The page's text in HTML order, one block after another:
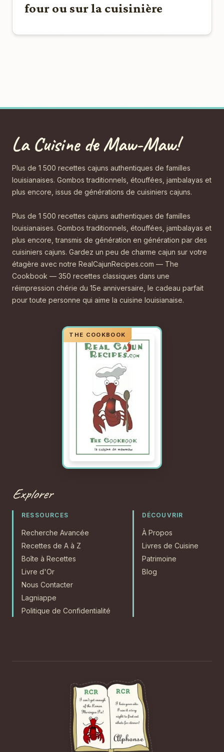
four ou sur la cuisinière
La Cuisine de Maw-Maw!
Plus de 1 500 recettes cajuns authentiques de familles
louisianaises. Gombos traditionnels, étouffées, jambalayas et
plus encore, issus de générations de cuisiniers cajuns.
Plus de 1 500 recettes cajuns authentiques de familles
louisianaises. Gombos traditionnels, étouffées, jambalayas et
plus encore, transmis de génération en génération par des
cuisiniers cajuns. Gardez un peu de charme cajun sur votre
étagère avec notre RealCajunRecipes.com — The
Cookbook — 350 recettes classiques dans une
réimpression chérie du 15e anniversaire, le cadeau parfait
pour toute personne qui aime la cuisine louisianaise.
Explorer
RESSOURCES
Recherche Avancée
Recettes de A à Z
Boîte à Recettes
Livre d'Or
Nous Contacter
Lagniappe
Politique de Confidentialité
DÉCOUVRIR
À Propos
Livres de Cuisine
Patrimoine
Blog